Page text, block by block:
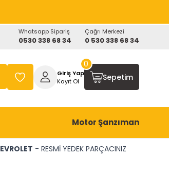
Whatsapp Sipariş
0530 338 68 34
Çağrı Merkezi
0 530 338 68 34
Giriş Yap
Kayıt Ol
Sepetim
0
Motor Şanzıman
- RESMİ YEDEK PARÇACINIZ